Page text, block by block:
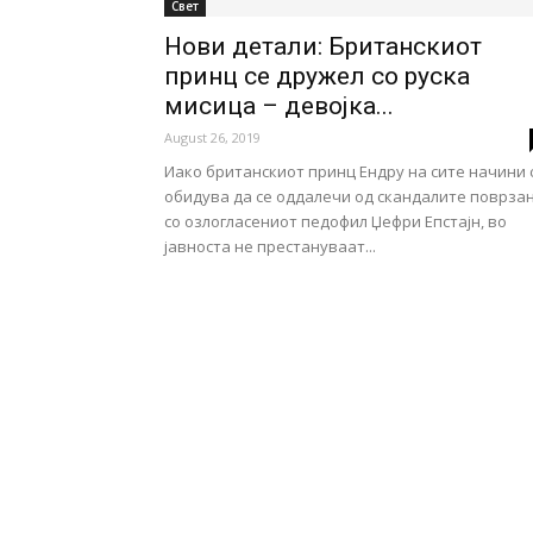
Свет
Нови детали: Британскиот
принц се дружел со руска
мисица – девојка...
August 26, 2019
Иако британскиот принц Ендру на сите начини
обидува да се оддалечи од скандалите
со озлогласениот педофил Џефри Епстајн, во
јавноста не престануваат...